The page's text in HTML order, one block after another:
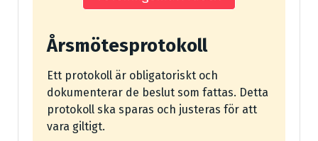
Årsmötesprotokoll
Ett protokoll är obligatoriskt och
dokumenterar de beslut som fattas. Detta
protokoll ska sparas och justeras för att
vara giltigt.